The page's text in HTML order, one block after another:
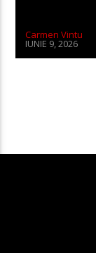
Carmen Vintu
IUNIE 9, 2026